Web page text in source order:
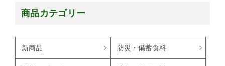
商品カテゴリー
新商品 防災・備蓄食料